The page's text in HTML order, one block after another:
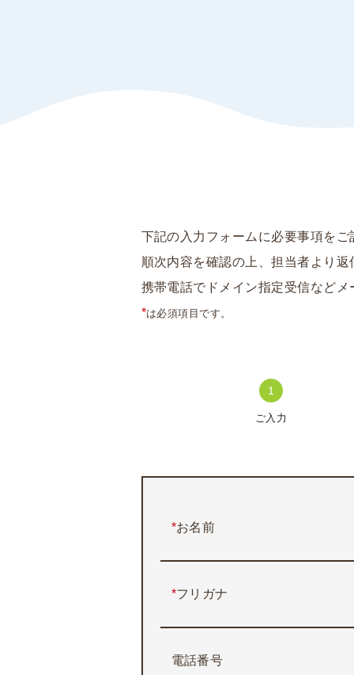
下記の入力フォームに必要事項を
順次内容を確認の上、担当者より返
携帯電話でドメイン指定受信など
*は必須項目です。
ご入力
*お名前
*フリガナ
電話番号